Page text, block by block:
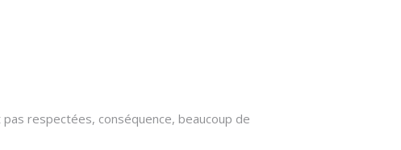
respectées, conséquence, beaucoup de